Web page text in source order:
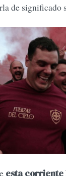
de significado